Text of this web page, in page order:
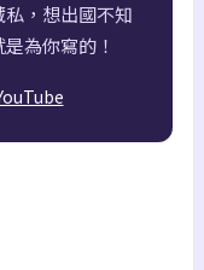
，想出國不知
為你寫的！